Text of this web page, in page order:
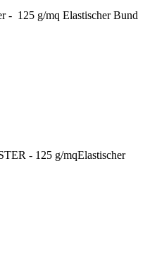
- 125 g/mq Elastischer Bund
- 125 g/mqElastischer